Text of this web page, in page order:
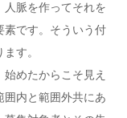
人脈を作ってそれを
素です。そういう付
す。
めたからこそ見え
囲内と範囲外共にあ